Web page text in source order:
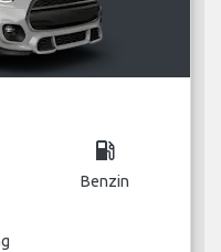
local_gas_station
Benzin